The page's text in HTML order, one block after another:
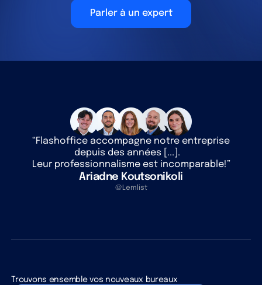
Parler à un expert
“Flashoffice accompagne notre entreprise
depuis des années [...].
Leur professionnalisme est incomparable!”
Ariadne Koutsonikoli
@Lemlist
Trouvons ensemble vos nouveaux bureaux